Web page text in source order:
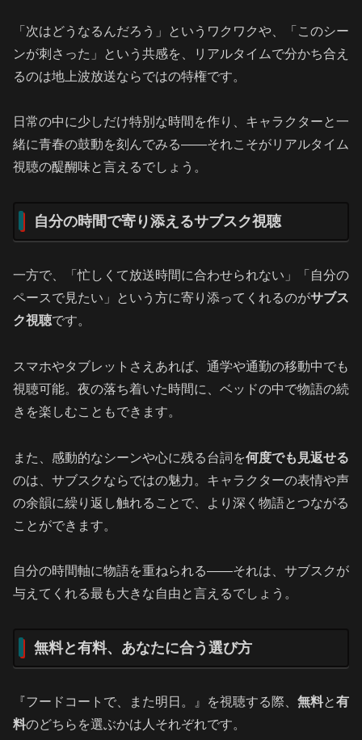
「次はどうなるんだろう」というワクワクや、「このシー
ンが刺さった」という共感を、リアルタイムで分かち合え
るのは地上波放送ならではの特権です。
日常の中に少しだけ特別な時間を作り、キャラクターと一
緒に青春の鼓動を刻んでみる――それこそがリアルタイム
視聴の醍醐味と言えるでしょう。
自分の時間で寄り添えるサブスク視聴
一方で、「忙しくて放送時間に合わせられない」「自分の
ペースで見たい」という方に寄り添ってくれるのがサブス
ク視聴です。
スマホやタブレットさえあれば、通学や通勤の移動中でも
視聴可能。夜の落ち着いた時間に、ベッドの中で物語の続
きを楽しむこともできます。
また、感動的なシーンや心に残る台詞を何度でも見返せる
のは、サブスクならではの魅力。キャラクターの表情や声
の余韻に繰り返し触れることで、より深く物語とつながる
ことができます。
自分の時間軸に物語を重ねられる――それは、サブスクが
与えてくれる最も大きな自由と言えるでしょう。
無料と有料、あなたに合う選び方
『フードコートで、また明日。』を視聴する際、 無料と有
料のどちらを選ぶかは人それぞれです。